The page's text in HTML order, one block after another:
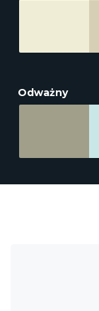
Odważny